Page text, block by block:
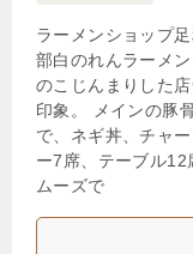
ラーメンショップ
部白のれんラーメ
のこじんまりした
印象。 メインの豚
で、ネギ丼、チャ
ー7席、テーブル12
ムーズで